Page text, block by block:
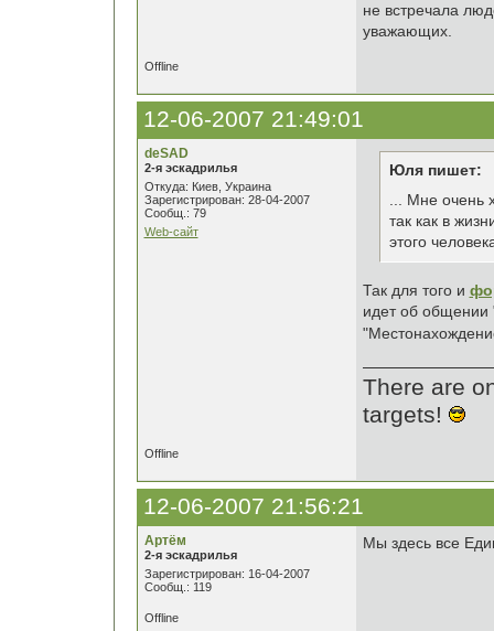
не встречала
уважающих.
Offline
12-06-2007 21:49:01
deSAD
2-я эскадрилья
Откуда: Киев, Украина
Зарегистрирован: 28-04-2007
Сообщ.: 79
Web-сайт
Юля пишет:
... Мне
так как в
этого
Так для того и
идет об общении
There are
targets!
Offline
12-06-2007 21:56:21
Артём
2-я эскадрилья
Зарегистрирован: 16-04-2007
Сообщ.: 119
Мы здесь все
Offline